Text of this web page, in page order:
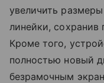
увеличить
линейки,
Кроме того,
полностью новый
безрамочным